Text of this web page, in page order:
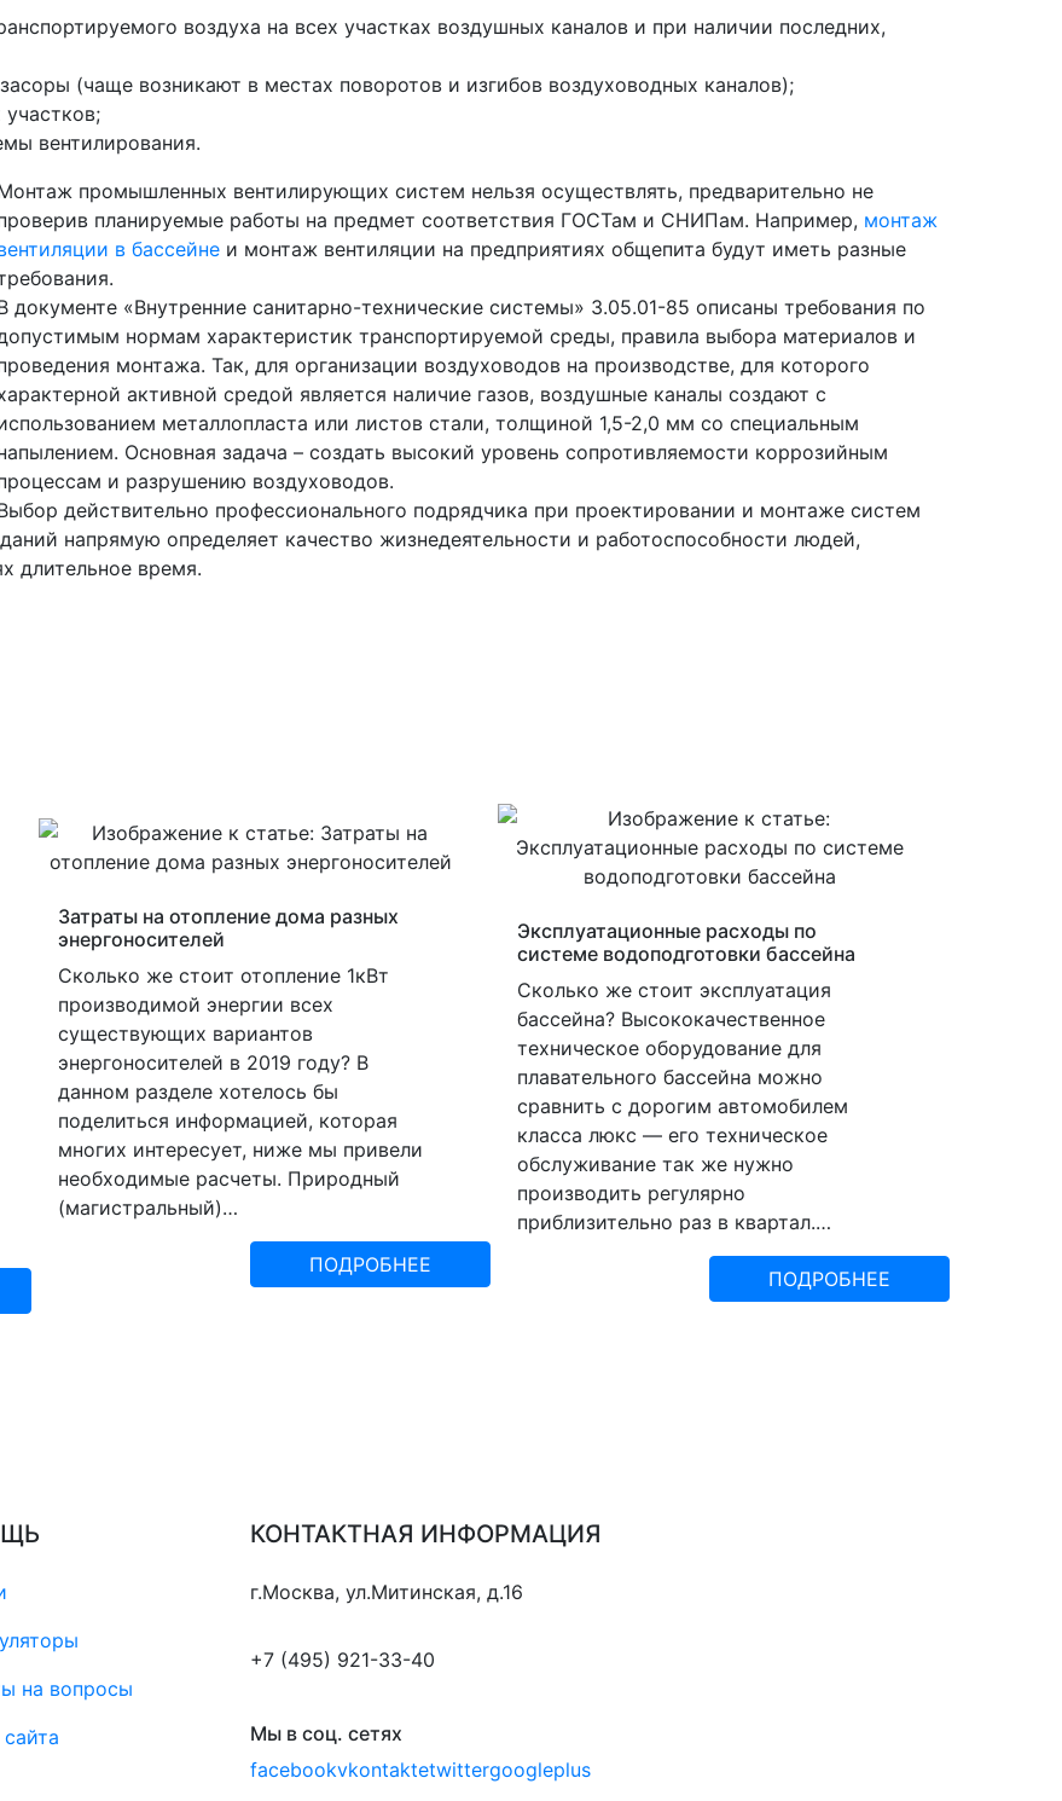
воздуха на всех участках воздушных каналов и при наличии последних,
(чаще возникают в местах поворотов и изгибов воздуховодных каналов);
вентилирования.
промышленных вентилирующих систем нельзя осуществлять, предварительно не
планируемые работы на предмет соответствия ГОСТам и СНИПам. Например, монтаж
в бассейне и монтаж вентиляции на предприятиях общепита будут иметь разные
документе «Внутренние санитарно-технические системы» 3.05.01-85 описаны требования по
нормам характеристик транспортируемой среды, правила выбора материалов и
монтажа. Так, для организации воздуховодов на производстве, для которого
активной средой является наличие газов, воздушные каналы создают с
металлопласта или листов стали, толщиной 1,5-2,0 мм со специальным
Основная задача – создать высокий уровень сопротивляемости коррозийным
и разрушению воздуховодов.
действительно профессионального подрядчика при проектировании и монтаже систем
напрямую определяет качество жизнедеятельности и работоспособности людей,
длительное время.
Затраты на отопление дома разных
энергоносителей
Сколько же стоит отопление 1кВт
производимой энергии всех
существующих вариантов
энергоносителей в 2019 году? В
данном разделе хотелось бы
поделиться информацией, которая
многих интересует, ниже мы привели
необходимые расчеты. Природный
(магистральный)…
ПОДРОБНЕЕ
Эксплуатационные расходы по
системе водоподготовки бассейна
Сколько же стоит эксплуатация
бассейна? Высококачественное
техническое оборудование для
плавательного бассейна можно
сравнить с дорогим автомобилем
класса люкс — его техническое
обслуживание так же нужно
производить регулярно
приблизительно раз в квартал.…
ПОДРОБНЕЕ
на вопросы
КОНТАКТНАЯ ИНФОРМАЦИЯ
г.Москва, ул.Митинская, д.16
+7 (495) 921-33-40
Мы в соц. сетях
facebookvkontaktetwittergoogleplus